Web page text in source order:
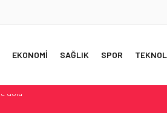
EKONOMİ SAĞLIK SPOR